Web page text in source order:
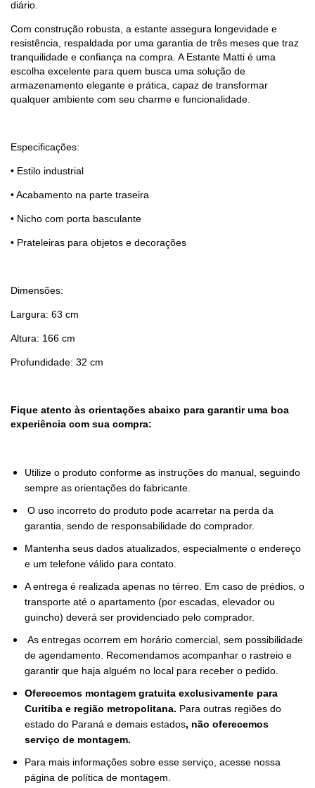
diário.
Com construção robusta, a estante assegura longevidade e
resistência, respaldada por uma garantia de três meses que traz
tranquilidade e confiança na compra. A Estante Matti é uma
escolha excelente para quem busca uma solução de
armazenamento elegante e prática, capaz de transformar
qualquer ambiente com seu charme e funcionalidade.
Especificações:
• Estilo industrial
• Acabamento na parte traseira
• Nicho com porta basculante
• Prateleiras para objetos e decorações
Dimensões:
Largura: 63 cm
Altura: 166 cm
Profundidade: 32 cm
Fique atento às orientações abaixo para garantir uma boa
experiência com sua compra:
Utilize o produto conforme as instruções do manual, seguindo
sempre as orientações do fabricante.
O uso incorreto do produto pode acarretar na perda da
garantia, sendo de responsabilidade do comprador.
Mantenha seus dados atualizados, especialmente o endereço
e um telefone válido para contato.
A entrega é realizada apenas no térreo. Em caso de prédios, o
transporte até o apartamento (por escadas, elevador ou
guincho) deverá ser providenciado pelo comprador.
As entregas ocorrem em horário comercial, sem possibilidade
de agendamento. Recomendamos acompanhar o rastreio e
garantir que haja alguém no local para receber o pedido.
Oferecemos montagem gratuita exclusivamente para
Curitiba e região metropolitana. Para outras regiões do
estado do Paraná e demais estados, não oferecemos
serviço de montagem.
Para mais informações sobre esse serviço, acesse nossa
página de política de montagem.